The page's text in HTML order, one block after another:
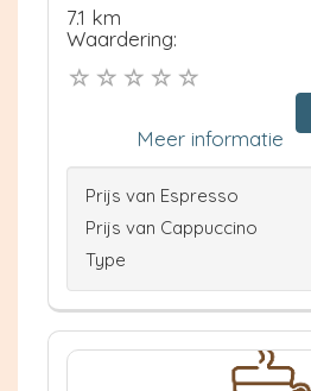
7.1 km
Waardering:
Meer informatie
Prijs van Espresso
Prijs van Cappuccino
Type